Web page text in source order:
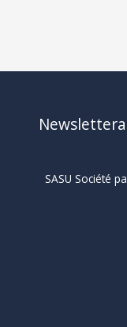
SASU Société